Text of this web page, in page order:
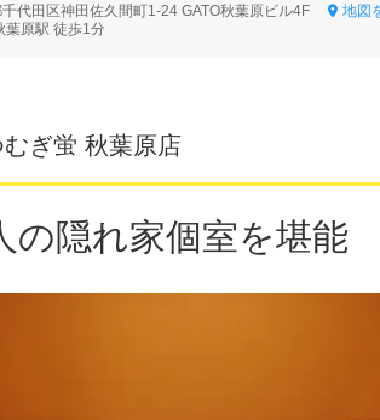
千代田区神田佐久間町1-24 GATO秋葉原ビル4F
地図
葉原駅 徒歩1分
ぎ蛍 秋葉原店
の隠れ家個室を堪能